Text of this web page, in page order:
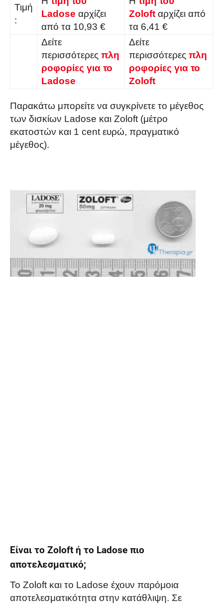
Τιμή
:
Ladose αρχίζει
από τα 10,93 €
Zoloft αρχίζει από
τα 6,41 €
Δείτε
περισσότερες πλη
ροφορίες για το
Ladose
Δείτε
περισσότερες πλη
ροφορίες για το
Zoloft
Παρακάτω μπορείτε να συγκρίνετε το μέγεθος
των δισκίων Ladose και Zoloft (μέτρο
εκατοστών και 1 cent ευρώ, πραγματικό
μέγεθος).
Είναι το Zoloft ή το Ladose πιο
αποτελεσματικό;
Το Zoloft και το Ladose έχουν παρόμοια
αποτελεσματικότητα στην κατάθλιψη. Σε